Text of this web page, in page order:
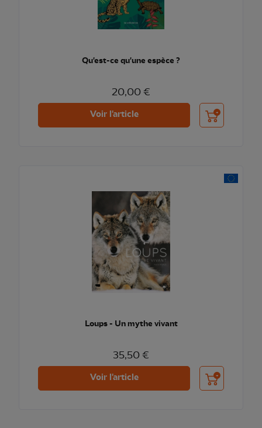
Qu'est-ce qu'une espèce ?
20,00 €
Voir l'article Ajouter au
Loups - Un mythe vivant
35,50 €
Voir l'article Ajouter au